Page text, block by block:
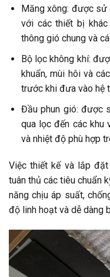
Măng xông: được
với các thiết bị
thông gió chung và
Bộ lọc không khí:
khuẩn, mùi hôi và
trước khi đưa vào hệ
Đầu phun gió: được
qua lọc đến các khu
và nhiệt độ phù hợp
Việc thiết kế và lắp
tuân thủ các tiêu chuẩn
năng chịu áp suất,
độ linh hoạt và dễ dàng